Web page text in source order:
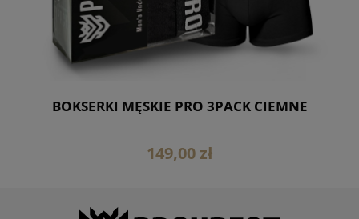
BOKSERKI MĘSKIE PRO 3PACK CIEMNE
149,00 zł